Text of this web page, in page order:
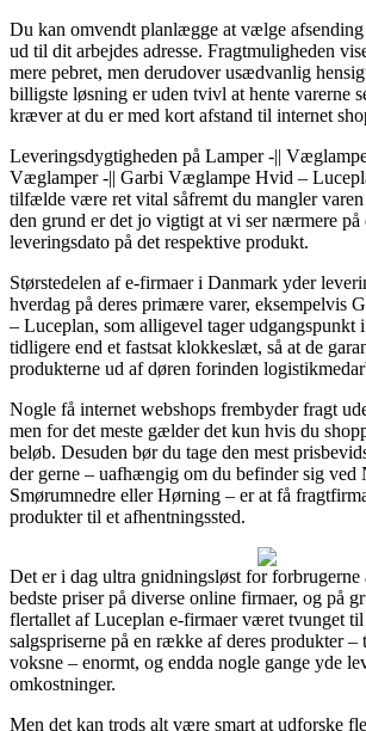
Du kan omvendt planlægge at vælge afsending
ud til dit arbejdes adresse. Fragtmuligheden
mere pebret, men derudover usædvanlig
billigste løsning er uden tvivl at hente varerne
kræver at du er med kort afstand til internet
Leveringsdygtigheden på Lamper -||
Væglamper -|| Garbi Væglampe Hvid –
tilfælde være ret vital såfremt du mangler
den grund er det jo vigtigt at vi ser nærmere på
leveringsdato på det respektive produkt.
Størstedelen af e-firmaer i Danmark yder
hverdag på deres primære varer, eksempelvis
– Luceplan, som alligevel tager udgangspunkt
tidligere end et fastsat klokkeslæt, så at de
produkterne ud af døren forinden
Nogle få internet webshops frembyder fragt
men for det meste gælder det kun hvis du
beløb. Desuden bør du tage den mest
der gerne – uafhængig om du befinder sig ved
Smørumnedre eller Hørning – er at få
produkter til et afhentningssted.
Det er i dag ultra gnidningsløst for
bedste priser på diverse online firmaer, og på
flertallet af Luceplan e-firmaer været tvunget
salgspriserne på en række af deres produkter
voksne – enormt, og endda nogle gange yde
omkostninger.
Men det kan trods alt være smart at udforske